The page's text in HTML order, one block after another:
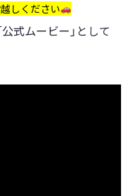
しください
式ムービー」として